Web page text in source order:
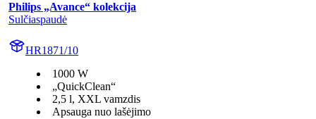
Philips „Avance“ kolekcija
Sulčiaspaudė
HR1871/10
1000 W
„QuickClean“
2,5 l, XXL vamzdis
Apsauga nuo lašėjimo